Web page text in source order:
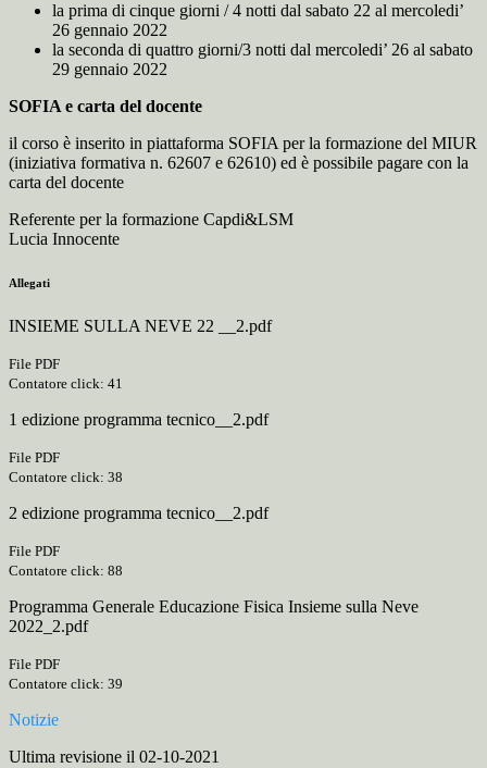
la prima di cinque giorni / 4 notti dal sabato 22 al mercoledi’
26 gennaio 2022
la seconda di quattro giorni/3 notti dal mercoledi’ 26 al sabato
29 gennaio 2022
SOFIA e carta del docente
il corso è inserito in piattaforma SOFIA per la formazione del MIUR
(iniziativa formativa n. 62607 e 62610) ed è possibile pagare con la
carta del docente
Referente per la formazione Capdi&LSM
Lucia Innocente
Allegati
INSIEME SULLA NEVE 22 __2.pdf
File PDF
Contatore click: 41
1 edizione programma tecnico__2.pdf
File PDF
Contatore click: 38
2 edizione programma tecnico__2.pdf
File PDF
Contatore click: 88
Programma Generale Educazione Fisica Insieme sulla Neve
2022_2.pdf
File PDF
Contatore click: 39
Notizie
Ultima revisione il 02-10-2021